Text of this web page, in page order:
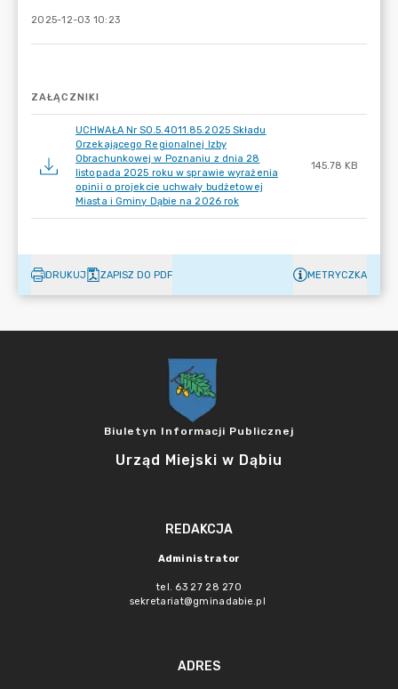
2025-12-03 10:23
ZAŁĄCZNIKI
UCHWAŁA Nr SO.5.4011.85.2025 Składu
Orzekającego Regionalnej Izby
Obrachunkowej w Poznaniu z dnia 28
listopada 2025 roku w sprawie wyrażenia
opinii o projekcie uchwały budżetowej
Miasta i Gminy Dąbie na 2026 rok
145.78 KB
DRUKUJ ZAPISZ DO PDF METRYCZKA
Biuletyn Informacji Publicznej
Urząd Miejski w Dąbiu
REDAKCJA
Administrator
tel. 63 27 28 270
sekretariat@gminadabie.pl
ADRES